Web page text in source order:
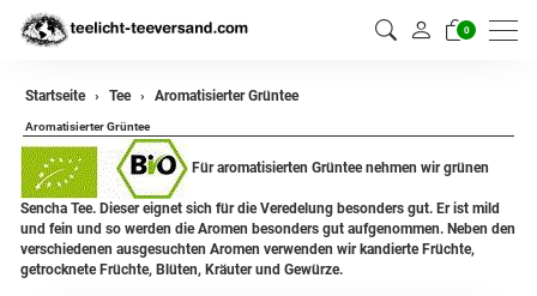
0
zurück
Darjeeling Tee
Assam Tee
Ceylon Tee
Startseite Tee Aromatisierter Grüntee
Aromatisierter Grüntee
Für aromatisierten Grüntee nehmen wir grünen
Sencha Tee. Dieser eignet sich für die Veredelung besonders gut. Er ist mild
und fein und so werden die Aromen besonders gut aufgenommen. Neben den
verschiedenen ausgesuchten Aromen verwenden wir kandierte Früchte,
getrocknete Früchte, Blüten, Kräuter und Gewürze.